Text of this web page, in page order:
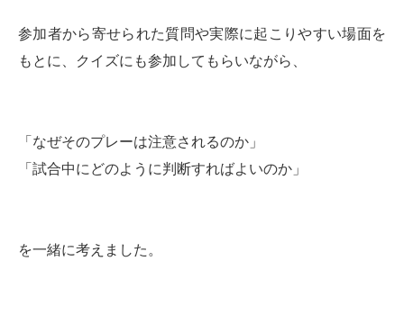
参加者から寄せられた質問や実際に起こりやすい場面を
もとに、クイズにも参加してもらいながら、
「なぜそのプレーは注意されるのか」
「試合中にどのように判断すればよいのか」
を一緒に考えました。